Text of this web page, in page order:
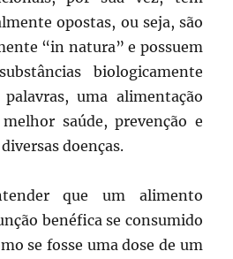
opostas, ou seja, são
“in natura” e possuem
biologicamente
uma alimentação
saúde, prevenção e
doenças.
que um alimento
benéfica se consumido
se fosse uma dose de um